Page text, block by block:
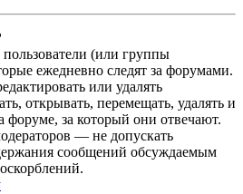
(или группы
ежедневно следят за форумами.
или удалять
открывать, перемещать, удалять и
форуме, за который они отвечают.
— не допускать
сообщений обсуждаемым